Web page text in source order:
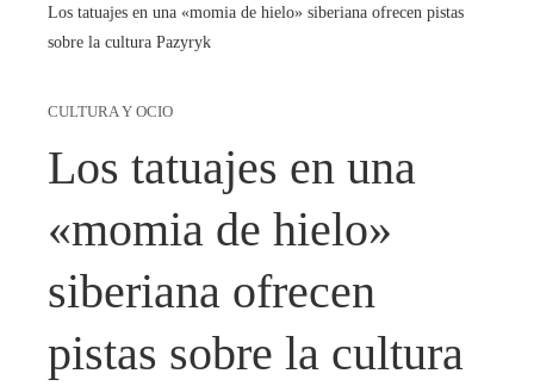
Los tatuajes en una «momia de hielo» siberiana ofrecen pistas
sobre la cultura Pazyryk
CULTURA Y OCIO
Los tatuajes en una
«momia de hielo»
siberiana ofrecen
pistas sobre la cultura